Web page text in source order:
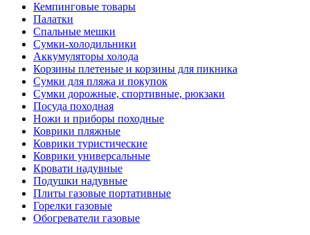
Кемпинговые товары
Палатки
Спальные мешки
Сумки-холодильники
Аккумуляторы холода
Корзины плетеные и корзины для пикника
Сумки для пляжа и покупок
Сумки дорожные, спортивные, рюкзаки
Посуда походная
Ножи и приборы походные
Коврики пляжные
Коврики туристические
Коврики универсальные
Кровати надувные
Подушки надувные
Плиты газовые портативные
Горелки газовые
Обогреватели газовые